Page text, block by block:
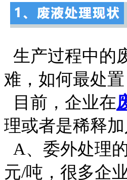
生产过程中的
难，如何最处
目前，企业在
理或者是稀释
A、委外处理
元/吨，很多企